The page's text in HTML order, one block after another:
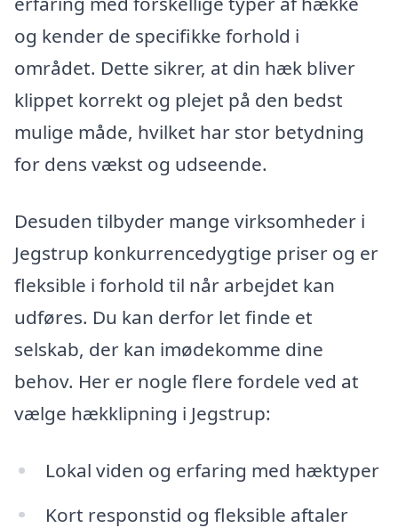
og kender de specifikke forhold i
området. Dette sikrer, at din hæk bliver
klippet korrekt og plejet på den bedst
mulige måde, hvilket har stor betydning
for dens vækst og udseende.
Desuden tilbyder mange virksomheder i
Jegstrup konkurrencedygtige priser og er
fleksible i forhold til når arbejdet kan
udføres. Du kan derfor let finde et
selskab, der kan imødekomme dine
behov. Her er nogle flere fordele ved at
vælge hækklipning i Jegstrup:
Lokal viden og erfaring med hæktyper
Kort responstid og fleksible aftaler